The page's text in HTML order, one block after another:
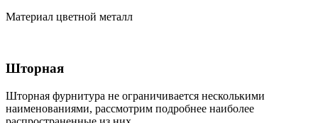
Материал цветной металл
Шторная
Шторная фурнитура не ограничивается несколькими
наименованиями, рассмотрим подробнее наиболее